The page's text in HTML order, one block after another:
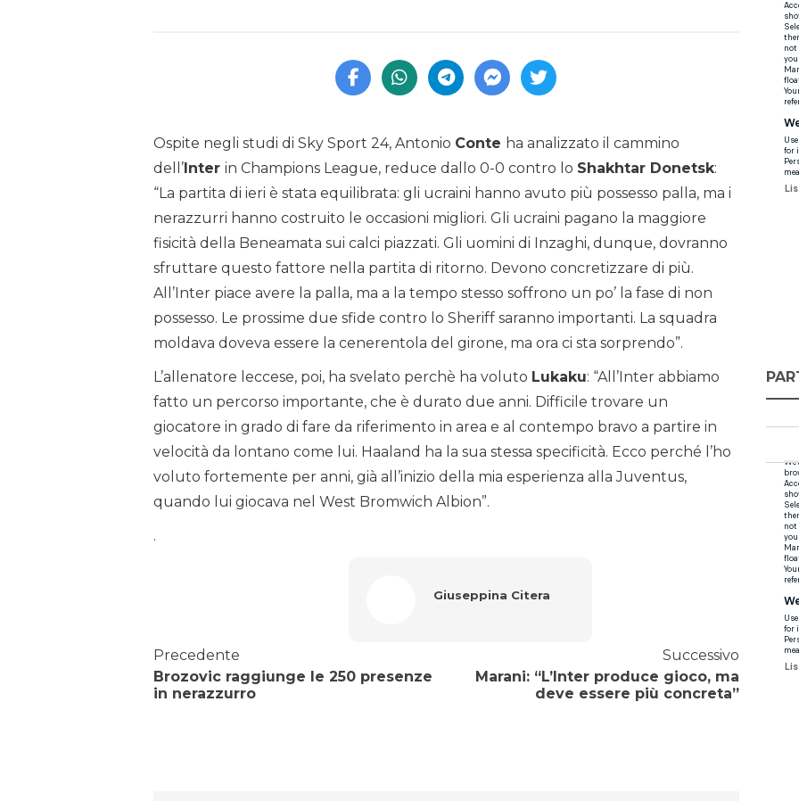
Ospite negli studi di Sky Sport 24, Antonio Conte ha analizzato il cammino
dell’ Inter in Champions League, reduce dallo 0-0 contro lo Shakhtar Donetsk:
“La partita di ieri è stata equilibrata: gli ucraini hanno avuto più possesso palla, ma i
nerazzurri hanno costruito le occasioni migliori. Gli ucraini pagano la maggiore
fisicità della Beneamata sui calci piazzati. Gli uomini di Inzaghi, dunque, dovranno
sfruttare questo fattore nella partita di ritorno. Devono concretizzare di più.
All’Inter piace avere la palla, ma a la tempo stesso soffrono un po’ la fase di non
possesso. Le prossime due sfide contro lo Sheriff saranno importanti. La squadra
moldava doveva essere la cenerentola del girone, ma ora ci sta sorprendo”.
L’allenatore leccese, poi, ha svelato perchè ha voluto Lukaku: “All’Inter abbiamo
fatto un percorso importante, che è durato due anni. Difficile trovare un
giocatore in grado di fare da riferimento in area e al contempo bravo a partire in
velocità da lontano come lui. Haaland ha la sua stessa specificità. Ecco perché l’ho
voluto fortemente per anni, già all’inizio della mia esperienza alla Juventus,
quando lui giocava nel West Bromwich Albion”.
.
Giuseppina Citera
Precedente
Brozovic raggiunge le 250 presenze
in nerazzurro
Successivo
Marani: “L’Inter produce gioco, ma
deve essere più concreta”